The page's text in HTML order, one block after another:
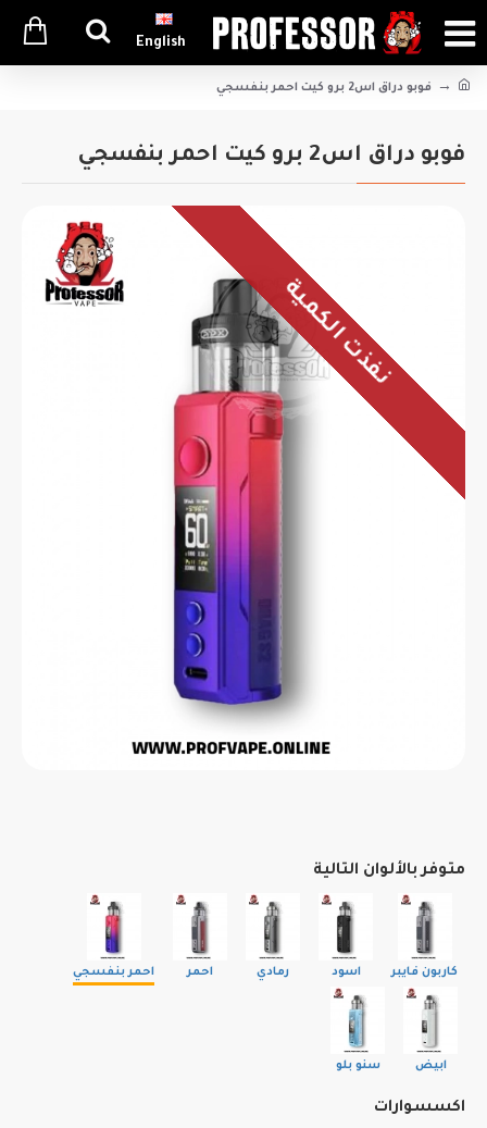
English
فوبو دراق اس2 برو كيت احمر بنفسجي
فوبو دراق اس2 برو كيت احمر بنفسجي
نفذت الكمية
متوفر بالألوان التالية
كاربون فايبر اسود رمادي احمر احمر بنفسجي
ابيض سنو بلو
اكسسوارات